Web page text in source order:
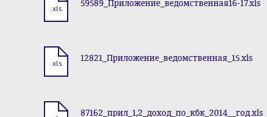
.xls 59589_Приложение_ведомственная16-17.xls
.xls 12821_Приложение_ведомственная_15.xls
87162_прил_1,2_доход_по_кбк_2014__год.xls